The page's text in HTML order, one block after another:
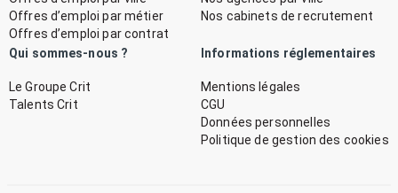
Offres d’emploi par métier
Offres d’emploi par contrat
Nos cabinets de recrutement
Qui sommes-nous ?
Le Groupe Crit
Talents Crit
Informations réglementaires
Mentions légales
CGU
Données personnelles
Politique de gestion des cookies